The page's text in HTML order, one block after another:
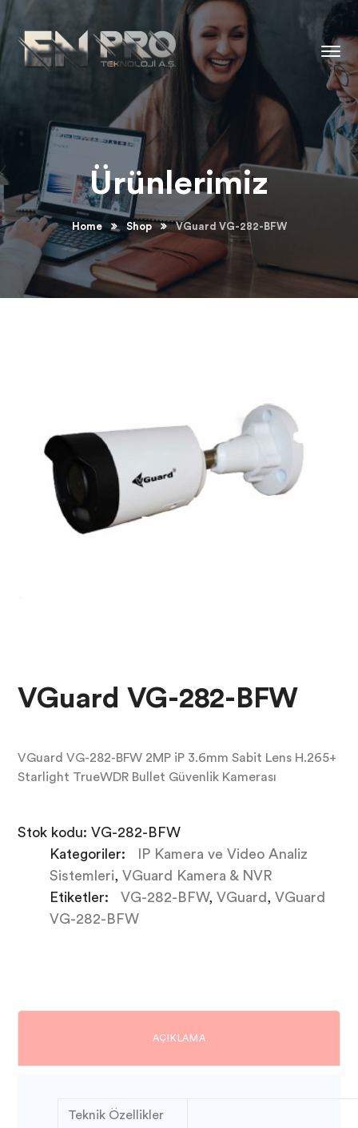
Ürünlerimiz
Home Shop VGuard VG-282-BFW
VGuard VG-282-BFW
VGuard VG-282-BFW 2MP iP 3.6mm Sabit Lens H.265+
Starlight TrueWDR Bullet Güvenlik Kamerası
Stok kodu:VG-282-BFW
Kategoriler:
IP Kamera ve Video Analiz
Sistemleri,VGuard Kamera & NVR
Etiketler:
VG-282-BFW,VGuard ,VGuard
VG-282-BFW
AÇIKLAMA
Teknik Özellikler